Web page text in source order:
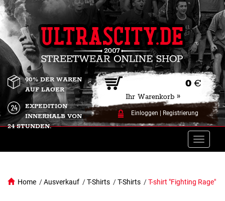
0 €
Ihr Warenkorb »
Einloggen Registrierung
90% DER WAREN
AUF LAGER
EXPEDITION
INNERHALB VON
24 STUNDEN.
Toggle
Home /Ausverkauf /T-Shirts /T-Shirts /T-shirt "Fighting Rage"